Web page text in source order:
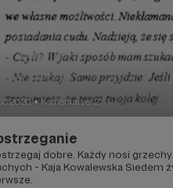
● Komentarze: 2
dobre. Każdy nosi grzechy. Siedem grzechów
- Kaja Kowalewska Siedem życzeń - spełniam to